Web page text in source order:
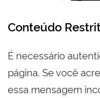
Conteúdo
É necessário
página. Se você
essa mensagem